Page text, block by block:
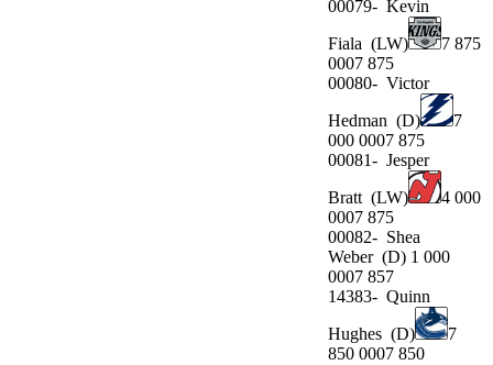
00079- Kevin
Fiala (LW)
7 875
0007 875
00080- Victor
Hedman (D)
7
000 0007 875
00081- Jesper
Bratt (LW)
4 000
0007 875
00082- Shea
Weber(D) 1 000
0007 857
14383- Quinn
Hughes (D)
7
850 0007 850